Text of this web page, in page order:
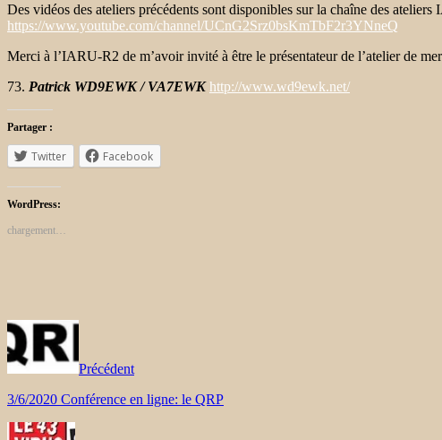
Des vidéos des ateliers précédents sont disponibles sur la chaîne des
https://www.youtube.com/channel/UCnG2Srz0bsKmTbF2r3YNneQ
Merci à l’IARU-R2 de m’avoir invité à être le présentateur de l’atelier de
73. Patrick WD9EWK / VA7EWKhttp://www.wd9ewk.net/
Partager :
Twitter Facebook
WordPress:
chargement…
Précédent
3/6/2020 Conférence en ligne: le QRP